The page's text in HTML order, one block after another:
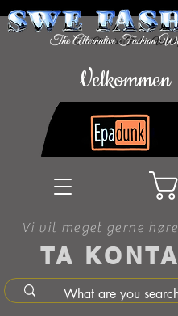
TA
Vi vil meget gerne
Velkommen